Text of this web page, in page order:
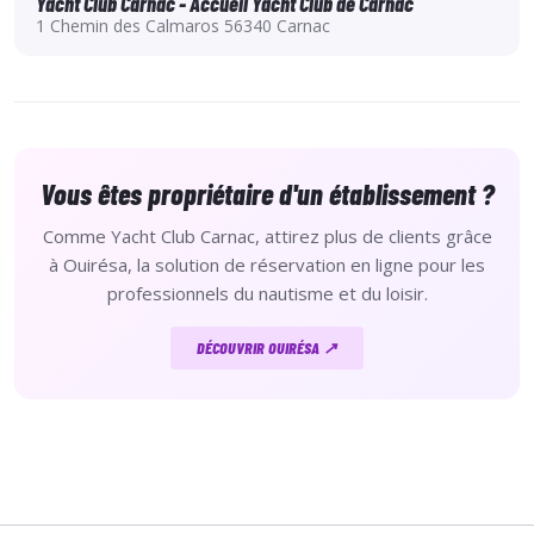
1 Chemin des Calmaros 56340 Carnac
Vous êtes propriétaire d'un établissement ?
Comme Yacht Club Carnac, attirez plus de clients grâce
à Ouirésa, la solution de réservation en ligne pour les
professionnels du nautisme et du loisir.
DÉCOUVRIR OUIRÉSA ↗